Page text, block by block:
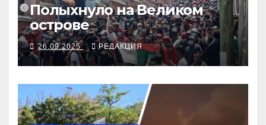
Полыхнуло на Великом
острове
26.09.2025 РЕДАКЦИЯ